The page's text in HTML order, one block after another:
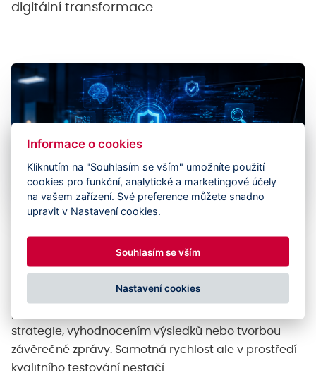
digitální transformace
zejména o důvěryhodnosti
Umělá inteligence dnes dokáže výrazně zrychlit
řadu činností v oblasti testování softwaru. Umí
strategie, vyhodnocením výsledků nebo tvorbou
závěrečné zprávy. Samotná rychlost ale v prostředí
kvalitního testování nestačí.
Informace o cookies
Kliknutím na "Souhlasím se vším" umožníte použití
cookies pro funkční, analytické a marketingové účely
na vašem zařízení. Své preference můžete snadno
upravit v Nastavení cookies.
Souhlasím se vším
Nastavení cookies